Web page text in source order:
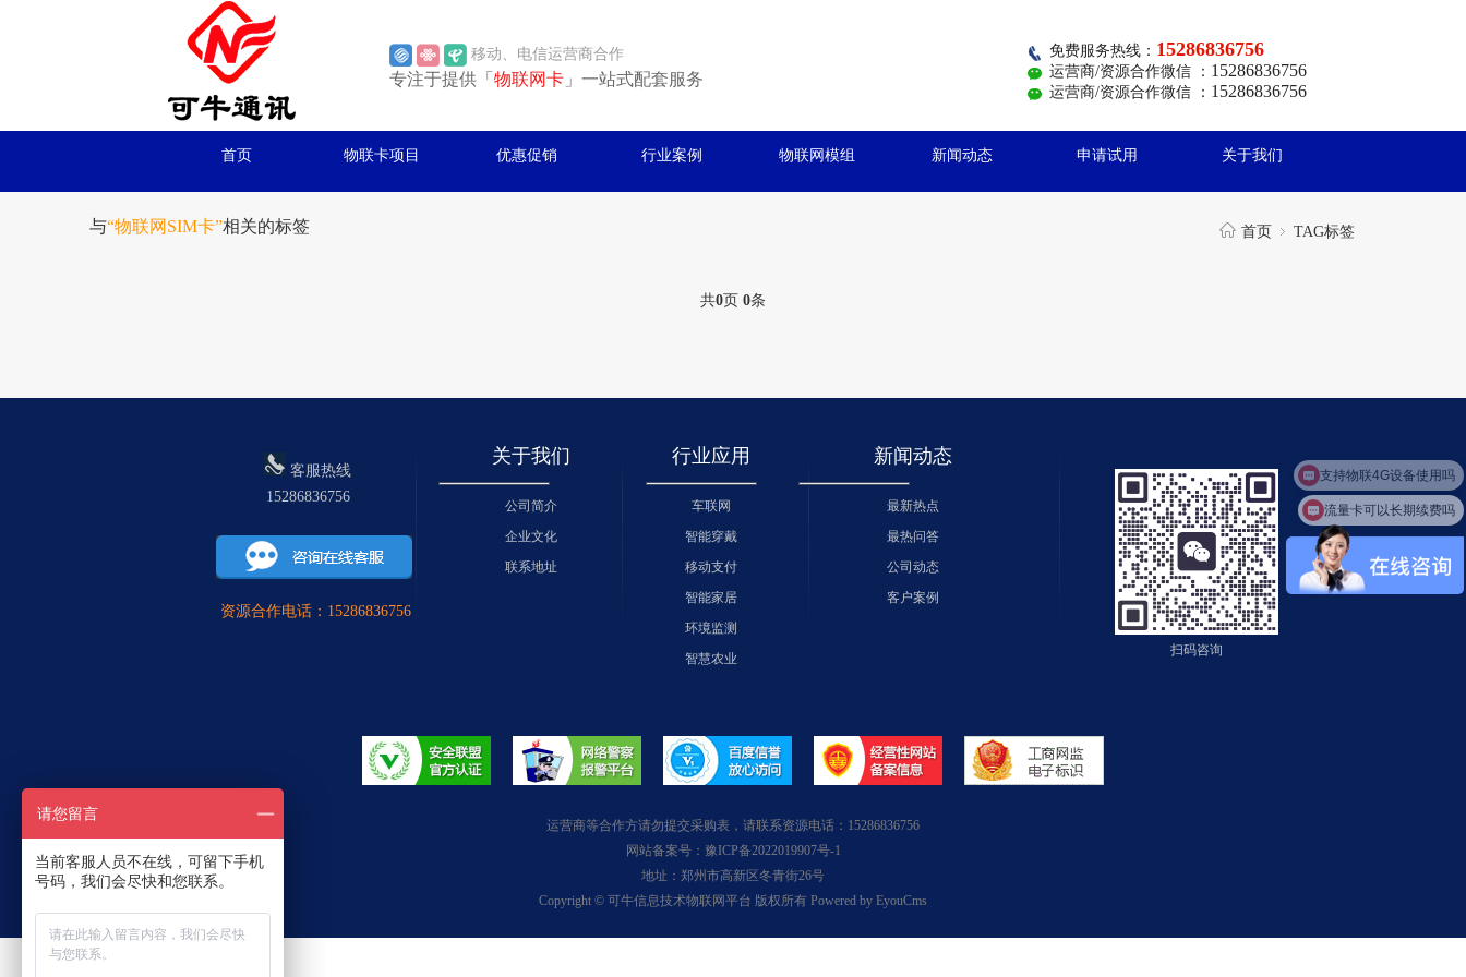
移动、电信运营商合作
专注于提供「 物联网卡 」一站式配套服务
免费服务热线： 15286836756
运营商/资源合作微信 ： 15286836756
运营商/资源合作微信 ： 15286836756
首页 物联卡项目 优惠促销 行业案例 物联网模组 新闻动态 申请试用 关于我们
与“物联网SIM卡”相关的标签 首页 TAG标签
共0页 0条
客服热线
15286836756
资源合作电话：15286836756
关于我们
公司简介
企业文化
联系地址
行业应用
车联网
智能穿戴
移动支付
智能家居
环境监测
智慧农业
新闻动态
最新热点
最热问答
公司动态
客户案例
扫码咨询
运营商等合作方请勿提交采购表，请联系资源电话：15286836756
网站备案号： 豫ICP备2022019907号-1
地址：郑州市高新区冬青街26号
Copyright © 可牛信息技术物联网平台 版权所有 Powered by EyouCms
支持物联4G设备使用吗
流量卡可以长期续费吗
请您留言
当前客服人员不在线，可留下手机
号码，我们会尽快和您联系。